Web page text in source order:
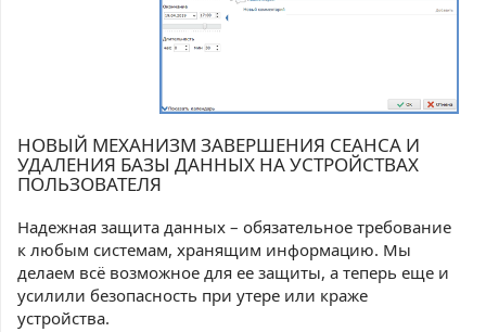
НОВЫЙ МЕХАНИЗМ ЗАВЕРШЕНИЯ СЕАНСА И
УДАЛЕНИЯ БАЗЫ ДАННЫХ НА УСТРОЙСТВАХ
ПОЛЬЗОВАТЕЛЯ
Надежная защита данных – обязательное требование
к любым системам, хранящим информацию. Мы
делаем всё возможное для ее защиты, а теперь еще и
усилили безопасность при утере или краже
устройства.